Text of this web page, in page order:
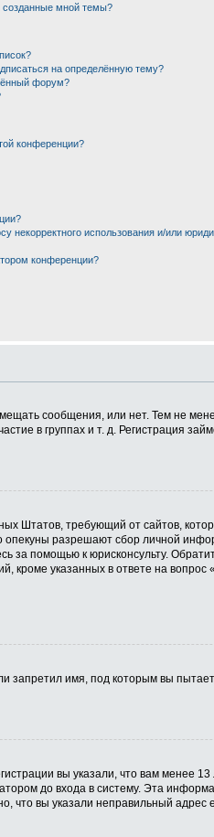
созданные мной темы?
на определённую тему?
форум?
конференции?
некорректного использования и/или
конференции?
сообщения, или нет. Тем не
в группах и т. д. Регистрация
Штатов, требующий от сайтов,
опекуны разрешают сбор личной
за помощью к юрисконсульту.
указанных в ответе на вопрос
имя, под которым вы
вы указали, что вам менее
до входа в систему. Эта
что вы указали неправильный адрес